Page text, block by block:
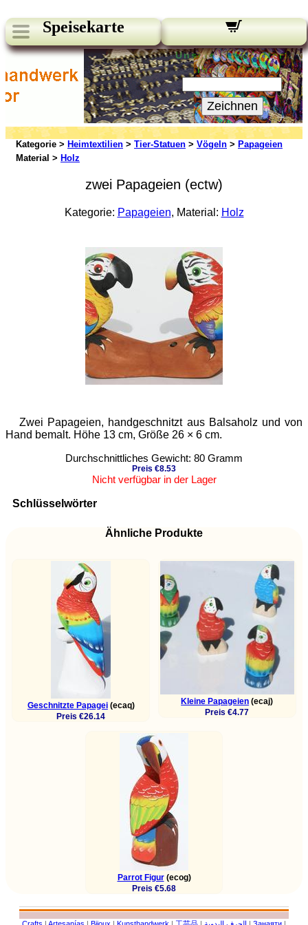
Speisekarte
Unsere Newsletter:
Ihre E-Mail:
Zeichnen
Kategorie > Heimtextilien > Tier-Statuen > Vögeln > Papageien
Material > Holz
zwei Papageien (ectw)
Kategorie: Papageien, Material: Holz
Zwei Papageien, handgeschnitzt aus Balsaholz und von
Hand bemalt. Höhe 13 cm, Größe 26 × 6 cm.
Durchschnittliches Gewicht: 80 Gramm
Preis €8.53
Nicht verfügbar in der Lager
Schlüsselwörter
Ähnliche Produkte
Geschnitzte Papagei(ecaq)
Preis €26.14
Kleine Papageien (ecaj)
Preis €4.77
Parrot Figur(ecog)
Preis €5.68